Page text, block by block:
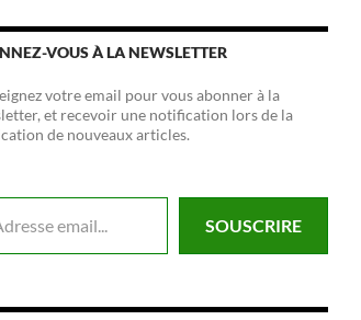
VOUS À LA NEWSLETTER
votre email pour vous abonner à la
et recevoir une notification lors de la
de nouveaux articles.
SOUSCRIRE